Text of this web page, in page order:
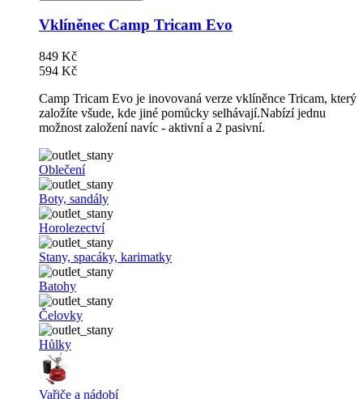
Vklíněnec Camp Tricam Evo
849 Kč
594 Kč
Camp Tricam Evo je inovovaná verze vklíněnce Tricam, který
založíte všude, kde jiné pomůcky selhávají.Nabízí jednu
možnost založení navíc - aktivní a 2 pasivní.
Oblečení
Boty, sandály
Horolezectví
Stany, spacáky, karimatky
Batohy
Čelovky
Hůlky
Vařiče a nádobí